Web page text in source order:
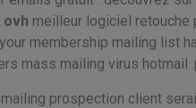
ovh meilleur logiciel retouche
membership mailing list
mass mailing virus hotmail
prospection client